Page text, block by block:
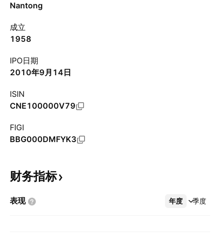
Nantong
成立
1958
IPO日期
2010年9月14日
ISIN
CNE100000V79
FIGI
BBG000DMFYK3
财务指标
表现 年度 季度
更多